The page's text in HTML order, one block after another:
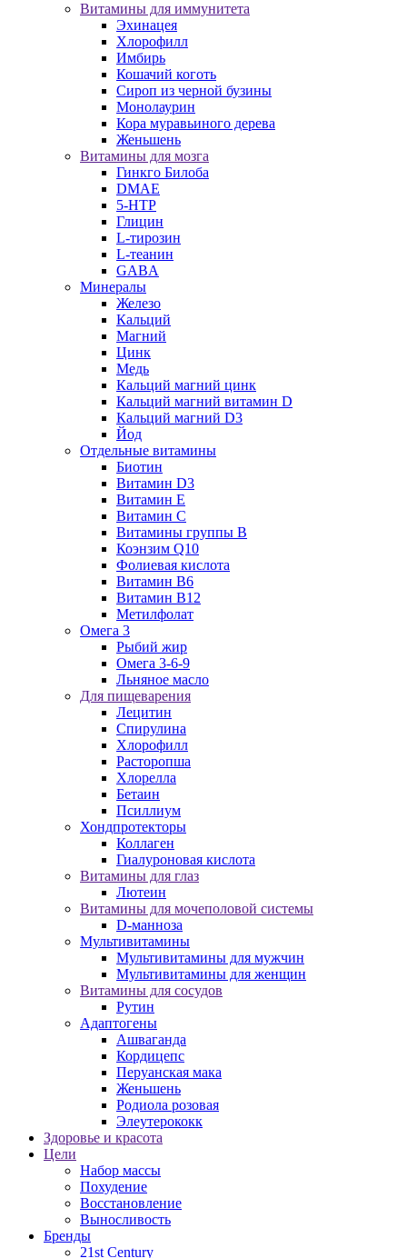
Витамины для иммунитета
Эхинацея
Хлорофилл
Имбирь
Кошачий коготь
Сироп из черной бузины
Монолаурин
Кора муравьиного дерева
Женьшень
Витамины для мозга
Гинкго Билоба
DMAE
5-HTP
Глицин
L-тирозин
L-теанин
GABA
Минералы
Железо
Кальций
Магний
Цинк
Медь
Кальций магний цинк
Кальций магний витамин D
Кальций магний D3
Йод
Отдельные витамины
Биотин
Витамин D3
Витамин E
Витамин C
Витамины группы B
Коэнзим Q10
Фолиевая кислота
Витамин B6
Витамин B12
Метилфолат
Омега 3
Рыбий жир
Омега 3-6-9
Льняное масло
Для пищеварения
Лецитин
Спирулина
Хлорофилл
Расторопша
Хлорелла
Бетаин
Псиллиум
Хондпротекторы
Коллаген
Гиалуроновая кислота
Витамины для глаз
Лютеин
Витамины для мочеполовой системы
D-манноза
Мультивитамины
Мультивитамины для мужчин
Мультивитамины для женщин
Витамины для сосудов
Рутин
Адаптогены
Ашваганда
Кордицепс
Перуанская мака
Женьшень
Родиола розовая
Элеутерококк
Здоровье и красота
Цели
Набор массы
Похудение
Восстановление
Выносливость
Бренды
21st Century